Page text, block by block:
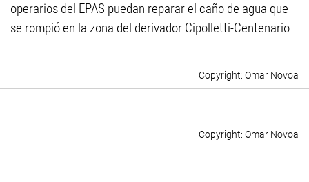
operarios del EPAS puedan reparar el caño de agua que
se rompió en la zona del derivador Cipolletti-Centenario
Omar Novoa
Omar Novoa